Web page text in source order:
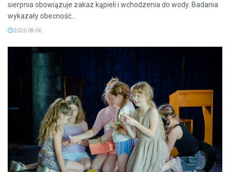
sierpnia obowiązuje zakaz kąpieli i wchodzenia do wody. Badania
wykazały obecność...
2026-08-06